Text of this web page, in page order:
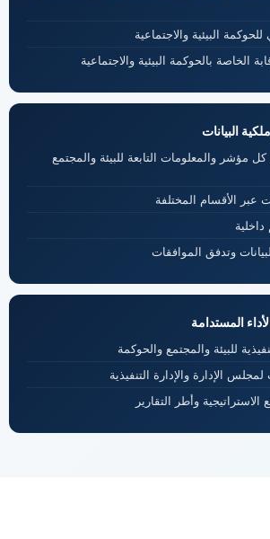
البيئية والاجتماعية
الخاصة بالحوكمة البيئية والاجتماعية
البيانات
مؤشر والمعلومات التابعة للبيئة والمجتمع
عبر الأقسام المختلفة
وتدفق الموافقات
المستدامة
للبيئة والمجتمع والحوكمة
لمجلس الإدارة والإدارة التنفيذية
وأطر التقارير